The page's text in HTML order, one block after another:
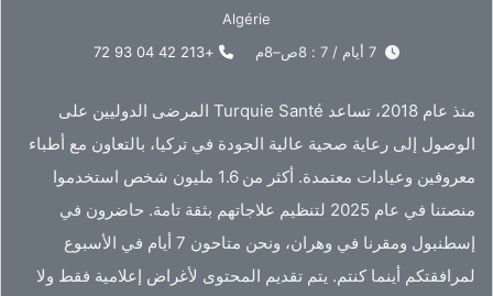
Algérie
+213 42 04 93 72
منذ عام 2018، تساعد Turquie Santé المرضى الدوليين على
الوصول إلى رعاية صحية عالية الجودة في تركيا، بالتعاون مع أطباء
معروفين وعيادات معتمدة. أكثر من 1.6 مليون شخص استخدموا
منصتنا في عام 2025 لتنظيم علاجاتهم بثقة تامة. حاضرون في
إسطنبول ومقرنا في وهران، ونحن متاحون 7 أيام في الأسبوع
لمرافقتكم أينما كنتم. يتم تقديم المحتوى لأغراض إعلامية فقط ولا